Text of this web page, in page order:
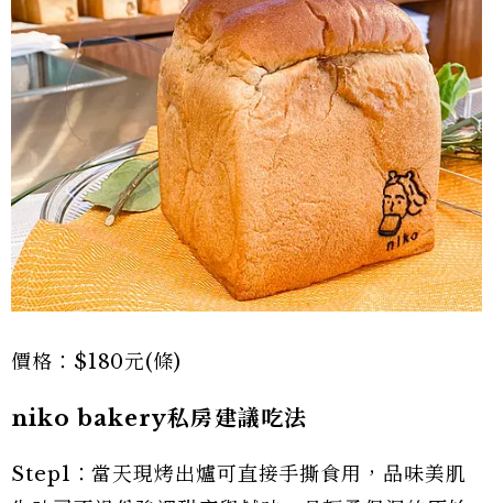
價格：$180元(條)
niko bakery私房建議吃法
Step1：當天現烤出爐可直接手撕食用，品味美肌